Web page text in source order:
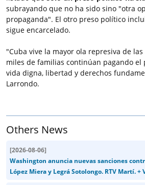
subrayando que no ha sido sino "otra
propaganda". El otro preso político
sigue encarcelado.
"Cuba vive la mayor ola represiva de
miles de familias continúan pagando el
vida digna, libertad y derechos
Larrondo.
Others News
[2026-08-06]
Washington anuncia nuevas sanciones
López Miera y Legrá Sotolongo. RTV Martí. +